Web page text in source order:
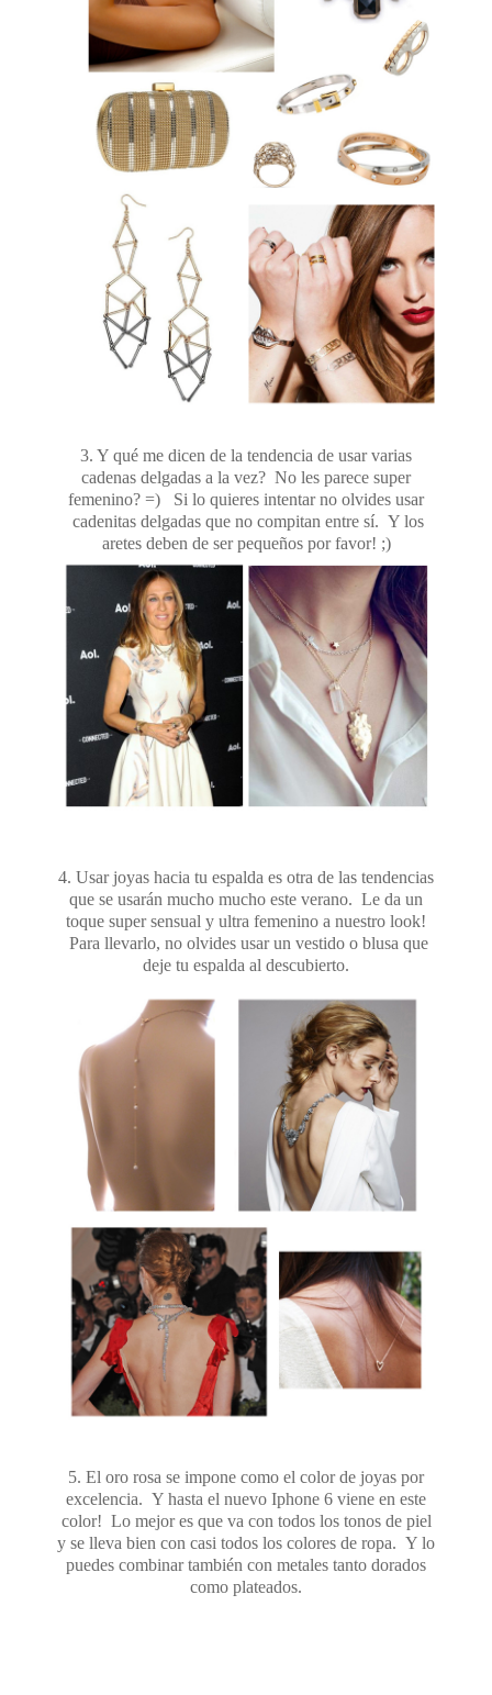
3. Y qué me dicen de la tendencia de usar varias
cadenas delgadas a la vez? No les parece super
femenino? =) Si lo quieres intentar no olvides usar
cadenitas delgadas que no compitan entre sí. Y los
aretes deben de ser pequeños por favor! ;)
4. Usar joyas hacia tu espalda es otra de las tendencias
que se usarán mucho mucho este verano. Le da un
toque super sensual y ultra femenino a nuestro look!
Para llevarlo, no olvides usar un vestido o blusa que
deje tu espalda al descubierto.
5. El oro rosa se impone como el color de joyas por
excelencia. Y hasta el nuevo Iphone 6 viene en este
color! Lo mejor es que va con todos los tonos de piel
y se lleva bien con casi todos los colores de ropa. Y lo
puedes combinar también con metales tanto dorados
como plateados.